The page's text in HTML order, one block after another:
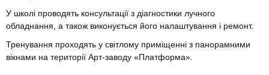
У школі проводять консультації з діагностики лучного
обладнання, а також виконується його налаштування і ремонт.
Тренування проходять у світлому приміщенні з панорамними
вікнами на території Арт-заводу «Платформа».